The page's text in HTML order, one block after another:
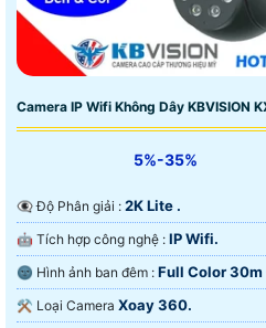
Camera IP Wifi Không Dây KBVISION
5%-35%
👁️‍🗨 Độ Phân giải : 2K Lite .
🤖️ Tích hợp công nghệ : IP Wifi.
🌚 Hình ảnh ban đêm : Full Color 30m
⚒ Loại Camera Xoay 360.